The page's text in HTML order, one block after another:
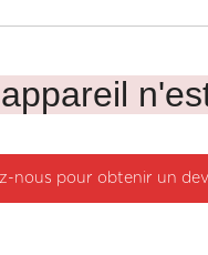
nous pour obtenir un